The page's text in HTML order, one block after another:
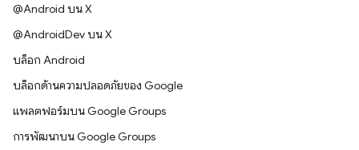
@Android บน X
@AndroidDev บน X
บล็อก Android
บล็อกด้านความปลอดภัยของ Google
แพลตฟอร์มบน Google Groups
การพัฒนาบน Google Groups